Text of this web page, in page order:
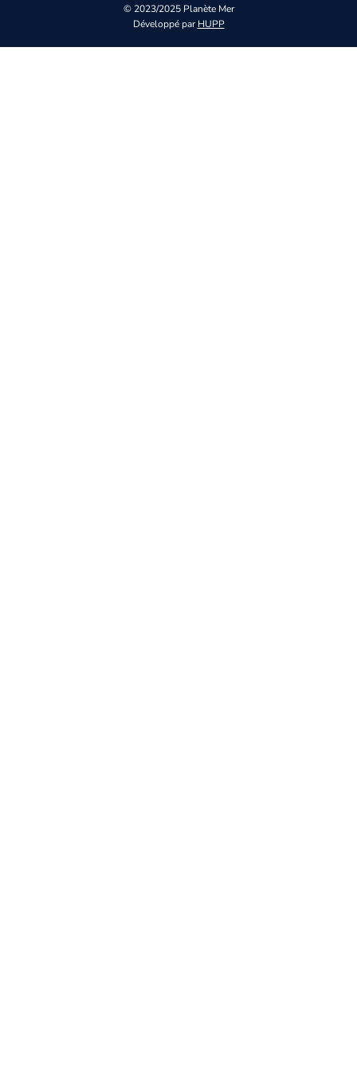
© 2023/2025 Planète Mer
Développé parHUPP